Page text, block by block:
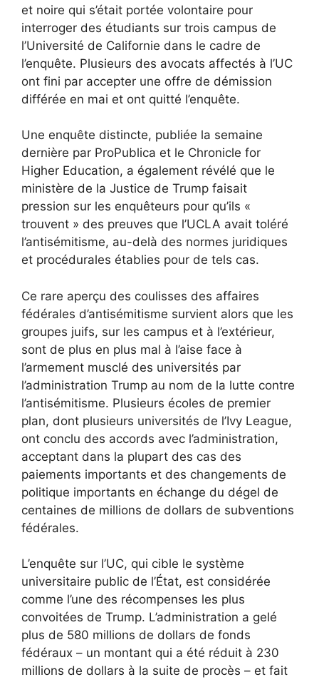
et noire qui s’était portée volontaire pour
interroger des étudiants sur trois campus de
l’Université de Californie dans le cadre de
l’enquête. Plusieurs des avocats affectés à l’UC
ont fini par accepter une offre de démission
différée en mai et ont quitté l’enquête.
Une enquête distincte, publiée la semaine
dernière par ProPublica et le Chronicle for
Higher Education, a également révélé que le
ministère de la Justice de Trump faisait
pression sur les enquêteurs pour qu’ils «
trouvent » des preuves que l’UCLA avait toléré
l’antisémitisme, au-delà des normes juridiques
et procédurales établies pour de tels cas.
Ce rare aperçu des coulisses des affaires
fédérales d’antisémitisme survient alors que les
groupes juifs, sur les campus et à l’extérieur,
sont de plus en plus mal à l’aise face à
l’armement musclé des universités par
l’administration Trump au nom de la lutte contre
l’antisémitisme. Plusieurs écoles de premier
plan, dont plusieurs universités de l’Ivy League,
ont conclu des accords avec l’administration,
acceptant dans la plupart des cas des
paiements importants et des changements de
politique importants en échange du dégel de
centaines de millions de dollars de subventions
fédérales.
L’enquête sur l’UC, qui cible le système
universitaire public de l’État, est considérée
comme l’une des récompenses les plus
convoitées de Trump. L’administration a gelé
plus de 580 millions de dollars de fonds
fédéraux – un montant qui a été réduit à 230
millions de dollars à la suite de procès – et fait